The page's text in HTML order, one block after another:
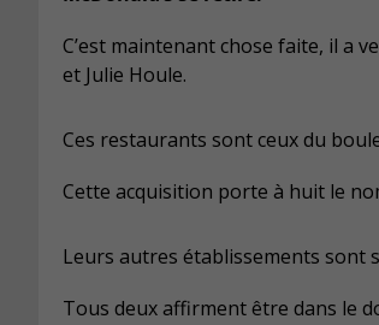
C’est maintenant chose faite, il a
et Julie Houle.
Ces restaurants sont ceux du
Cette acquisition porte à huit le
Leurs autres établissements sont
Tous deux affirment être dans le